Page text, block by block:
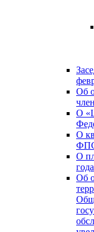
Об
О
О
О
года
Об